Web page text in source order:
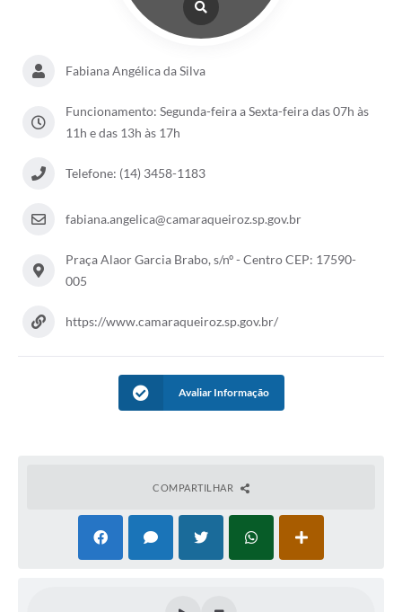
Fabiana Angélica da Silva
Funcionamento: Segunda-feira a Sexta-feira das 07h às
11h e das 13h às 17h
Telefone: (14) 3458-1183
fabiana.angelica@camaraqueiroz.sp.gov.br
Praça Alaor Garcia Brabo, s/nº - Centro CEP: 17590-
005
https://www.camaraqueiroz.sp.gov.br/
Avaliar Informação
COMPARTILHAR